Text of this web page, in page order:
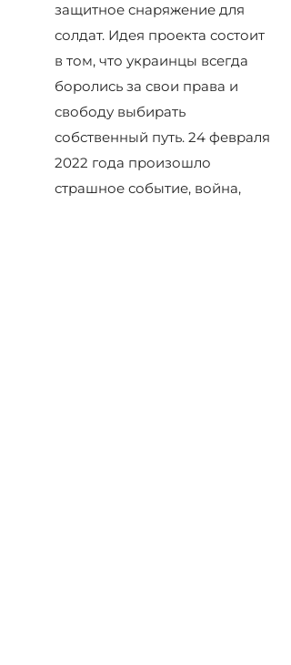
защитное снаряжение для
солдат. Идея проекта состоит
в том, что украинцы всегда
боролись за свои права и
свободу выбирать
собственный путь. 24 февраля
2022 года произошло
страшное событие, война,